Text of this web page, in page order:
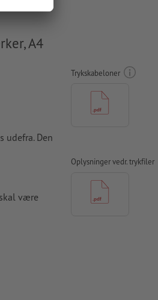
A4
udefra. Den
være
Trykskabeloner
Oplysninger vedr. trykfiler